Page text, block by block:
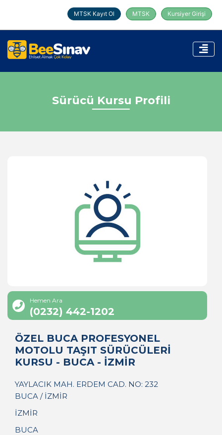
MTSK Kayıt Ol MTSK Kursiyer Girişi
Sürücü Kursu Profili
Hemen Ara
(0232) 442-1202
ÖZEL BUCA PROFESYONEL
MOTOLU TAŞIT SÜRÜCÜLERİ
KURSU - BUCA - İZMİR
YAYLACIK MAH. ERDEM CAD. NO: 232
BUCA / İZMİR
İZMİR
BUCA